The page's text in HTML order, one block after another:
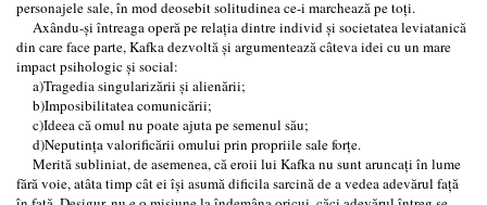
personajele sale, în mod deosebit solitudinea ce-i marchează pe toţi.
Axându-şi întreaga operă pe relaţia dintre individ şi societatea leviatanică
din care face parte, Kafka dezvoltă şi argumentează câteva idei cu un mare
impact psihologic şi social:
a)Tragedia singularizării şi alienării;
b)Imposibilitatea comunicării;
c)Ideea că omul nu poate ajuta pe semenul său;
d)Neputinţa valorificării omului prin propriile sale forţe.
Merită subliniat, de asemenea, că eroii lui Kafka nu sunt aruncaţi în lume
fără voie, atâta timp cât ei îşi asumă dificila sarcină de a vedea adevărul faţă